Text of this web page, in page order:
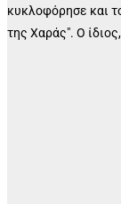
κυκλοφόρησε και
της Χαράς". Ο